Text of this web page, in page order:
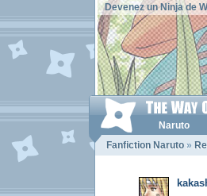
Devenez un Ninja de
Naruto
Fanfiction Naruto »